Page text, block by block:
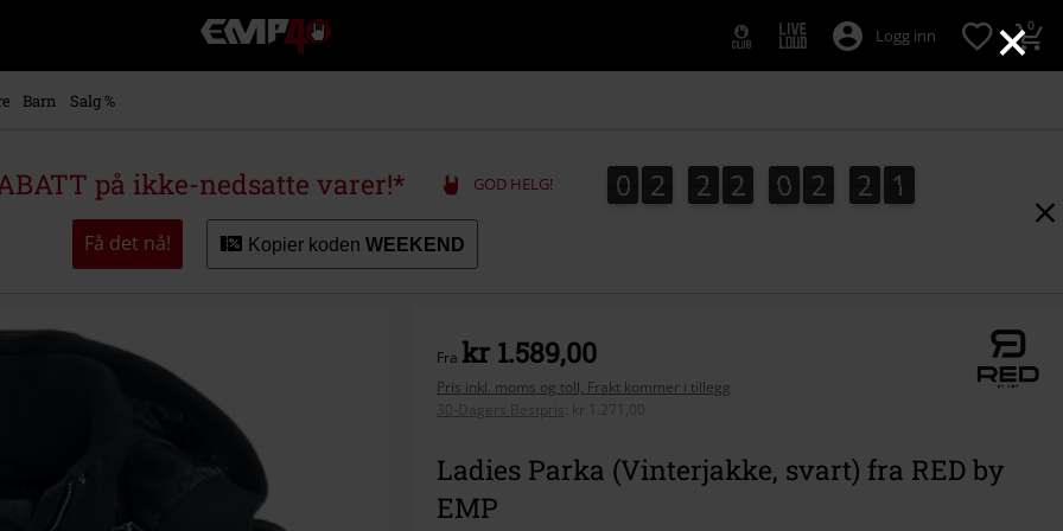
×
EMP
-
Musikk,
merch
Alternativ
mote
Logg inn 0
Barn Salg %
på ikke-nedsatte varer!* GOD HELG! 0
0 2
2 2
2 2
2 0
0 2
2 1
2
1 8
9
8
0
9
Få det nå! Kopier koden WEEKEND
Fra kr 1.589,00
Pris inkl. moms og toll, Frakt kommer i tillegg
30-Dagers Bestpris
kr 1.271,00
Ladies Parka (Vinterjakke, svart) fra RED by
EMP